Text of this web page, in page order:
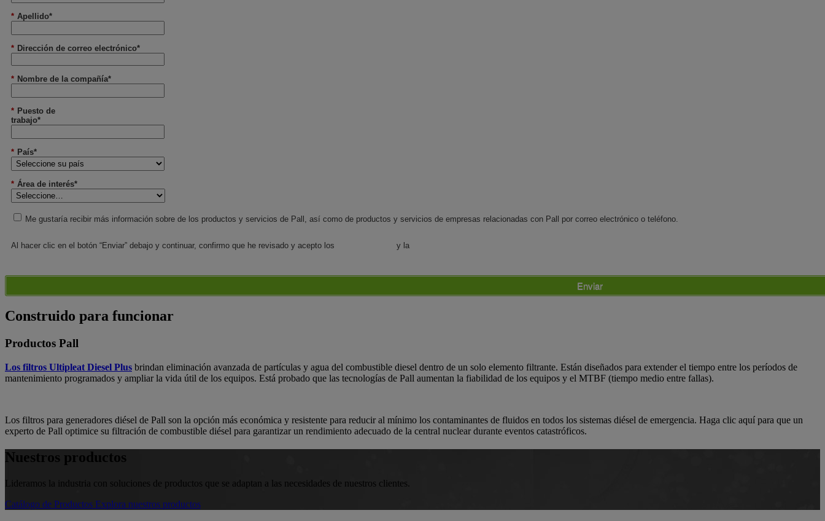
* Apellido*
* Dirección de correo electrónico*
* Nombre de la compañía*
* Puesto de
trabajo*
* País*
* Área de interés*
Me gustaría recibir más información sobre de los productos y servicios de Pall, así como de productos y servicios de empresas relacionadas con Pall por correo electrónico o teléfono.
Al hacer clic en el botón “Enviar” debajo y continuar, confirmo que he revisado y acepto los y la
Enviar
Construido para funcionar
Productos Pall
Los filtros Ultipleat Diesel Plus brindan eliminación avanzada de partículas y agua del combustible diesel dentro de un solo elemento filtrante. Están diseñados para extender el tiempo entre los períodos de
mantenimiento programados y ampliar la vida útil de los equipos. Está probado que las tecnologías de Pall aumentan la fiabilidad de los equipos y el MTBF (tiempo medio entre fallas).
Los filtros para generadores diésel de Pall son la opción más económica y resistente para reducir al mínimo los contaminantes de fluidos en todos los sistemas diésel de emergencia. Haga clic aquí para que un
experto de Pall optimice su filtración de combustible diésel para garantizar un rendimiento adecuado de la central nuclear durante eventos catastróficos.
Nuestros productos
Lideramos la industria con soluciones de productos que se adaptan a las necesidades de nuestros clientes.
Catálogo de Productos Explora nuestros productos